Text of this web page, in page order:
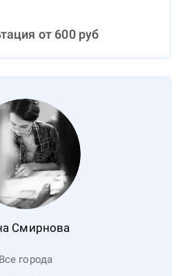
от 600руб
Смирнова
Все города